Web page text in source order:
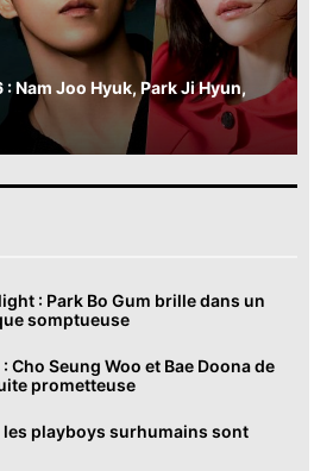
Nam Joo Hyuk, Park Ji Hyun,
: Park Bo Gum brille dans un
somptueuse
Cho Seung Woo et Bae Doona de
prometteuse
les playboys surhumains sont